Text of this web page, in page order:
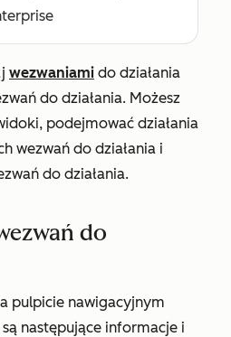
wezwaniami do działania
do działania. Możesz
podejmować działania
wezwań do działania i
do działania.
do
pulpicie nawigacyjnym
następujące informacje i